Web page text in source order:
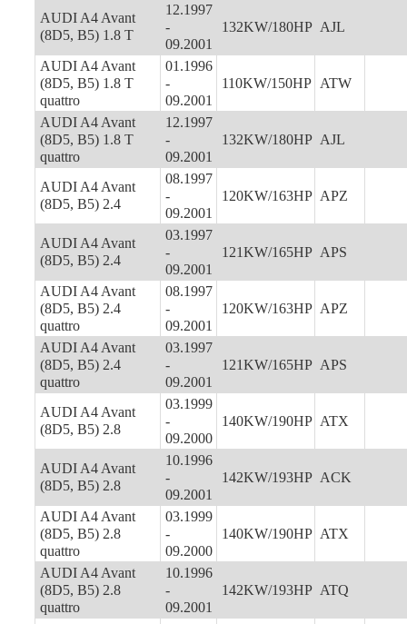
AUDI A4 Avant
(8D5, B5) 1.8 T
12.1997
-
09.2001
132KW/180HP AJL
AUDI A4 Avant
(8D5, B5) 1.8 T
quattro
01.1996
-
09.2001
110KW/150HP ATW
AUDI A4 Avant
(8D5, B5) 1.8 T
quattro
12.1997
-
09.2001
132KW/180HP AJL
AUDI A4 Avant
(8D5, B5) 2.4
08.1997
-
09.2001
120KW/163HP APZ
AUDI A4 Avant
(8D5, B5) 2.4
03.1997
-
09.2001
121KW/165HP APS
AUDI A4 Avant
(8D5, B5) 2.4
quattro
08.1997
-
09.2001
120KW/163HP APZ
AUDI A4 Avant
(8D5, B5) 2.4
quattro
03.1997
-
09.2001
121KW/165HP APS
AUDI A4 Avant
(8D5, B5) 2.8
03.1999
-
09.2000
140KW/190HP ATX
AUDI A4 Avant
(8D5, B5) 2.8
10.1996
-
09.2001
142KW/193HP ACK
AUDI A4 Avant
(8D5, B5) 2.8
quattro
03.1999
-
09.2000
140KW/190HP ATX
AUDI A4 Avant
(8D5, B5) 2.8
quattro
10.1996
-
09.2001
142KW/193HP ATQ